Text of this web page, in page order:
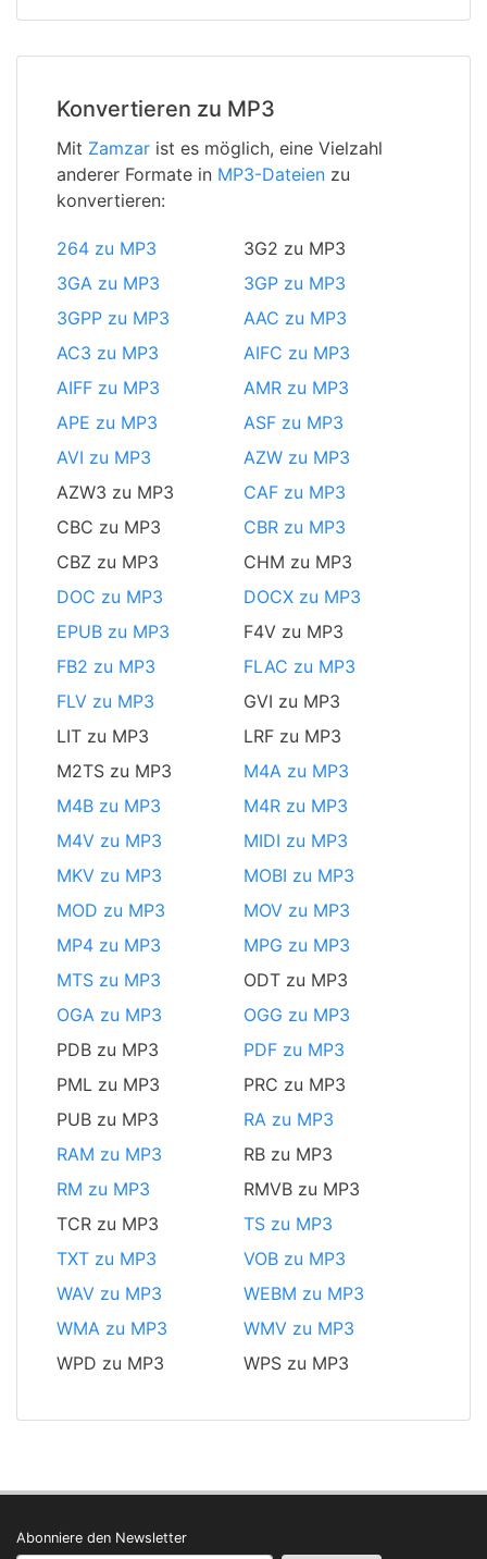
Konvertieren zu MP3
Mit Zamzar ist es möglich, eine Vielzahl
anderer Formate in MP3-Dateien zu
konvertieren:
264 zu MP3
3G2 zu MP3
3GA zu MP3
3GP zu MP3
3GPP zu MP3
AAC zu MP3
AC3 zu MP3
AIFC zu MP3
AIFF zu MP3
AMR zu MP3
APE zu MP3
ASF zu MP3
AVI zu MP3
AZW zu MP3
AZW3 zu MP3
CAF zu MP3
CBC zu MP3
CBR zu MP3
CBZ zu MP3
CHM zu MP3
DOC zu MP3
DOCX zu MP3
EPUB zu MP3
F4V zu MP3
FB2 zu MP3
FLAC zu MP3
FLV zu MP3
GVI zu MP3
LIT zu MP3
LRF zu MP3
M2TS zu MP3
M4A zu MP3
M4B zu MP3
M4R zu MP3
M4V zu MP3
MIDI zu MP3
MKV zu MP3
MOBI zu MP3
MOD zu MP3
MOV zu MP3
MP4 zu MP3
MPG zu MP3
MTS zu MP3
ODT zu MP3
OGA zu MP3
OGG zu MP3
PDB zu MP3
PDF zu MP3
PML zu MP3
PRC zu MP3
PUB zu MP3
RA zu MP3
RAM zu MP3
RB zu MP3
RM zu MP3
RMVB zu MP3
TCR zu MP3
TS zu MP3
TXT zu MP3
VOB zu MP3
WAV zu MP3
WEBM zu MP3
WMA zu MP3
WMV zu MP3
WPD zu MP3
WPS zu MP3
Abonniere den Newsletter